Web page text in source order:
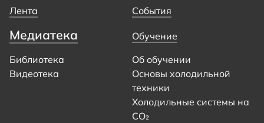
Лента События
Медиатека
Библиотека
Видеотека
Обучение
Об обучении
Основы холодильной
техники
Холодильные системы на
CO₂